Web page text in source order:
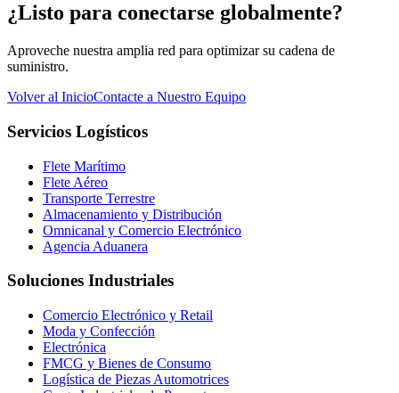
¿Listo para conectarse globalmente?
Aproveche nuestra amplia red para optimizar su cadena de
suministro.
Volver al InicioContacte a Nuestro Equipo
Servicios Logísticos
Flete Marítimo
Flete Aéreo
Transporte Terrestre
Almacenamiento y Distribución
Omnicanal y Comercio Electrónico
Agencia Aduanera
Soluciones Industriales
Comercio Electrónico y Retail
Moda y Confección
Electrónica
FMCG y Bienes de Consumo
Logística de Piezas Automotrices